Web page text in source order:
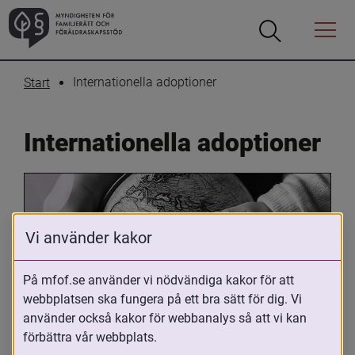
Öppna
Öppna
Menyn
Start Internationella adoptioner
Internationella adoptioner
Oavsett om du är adopterad,
adoptivförälder eller arbetar med
Vi använder kakor
På mfof.se använder vi nödvändiga kakor för att
webbplatsen ska fungera på ett bra sätt för dig. Vi
använder också kakor för webbanalys så att vi kan
förbättra vår webbplats.